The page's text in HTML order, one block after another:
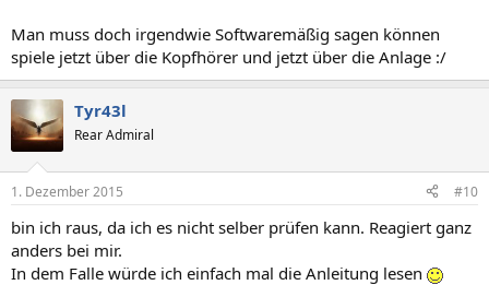
Man muss doch irgendwie Softwaremäßig sagen können
spiele jetzt über die Kopfhörer und jetzt über die Anlage :/
Tyr43l
Rear Admiral
1. Dezember 2015 #10
bin ich raus, da ich es nicht selber prüfen kann. Reagiert ganz
anders bei mir.
In dem Falle würde ich einfach mal die Anleitung lesen